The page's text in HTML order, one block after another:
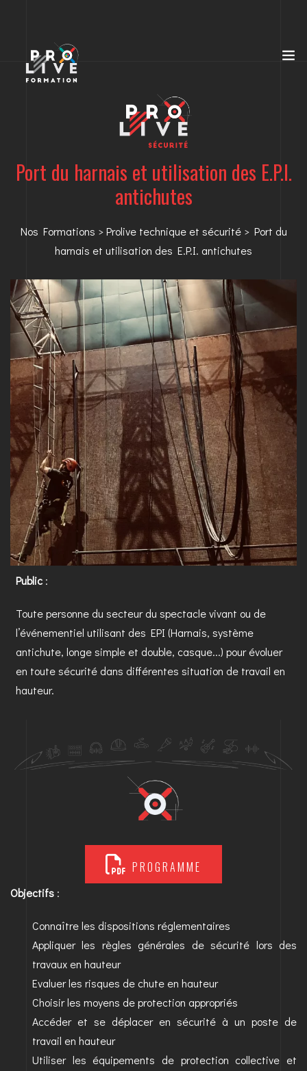
Port du harnais et utilisation des E.P.I.
antichutes
Nos Formations >Prolive technique et sécurité> Port du
harnais et utilisation des E.P.I. antichutes
Public:
Toute personne du secteur du spectacle vivant ou de
l’événementiel utilisant des EPI (Harnais, système
antichute, longe simple et double, casque...) pour évoluer
en toute sécurité dans différentes situation de travail en
hauteur.
PROGRAMME
Objectifs :
Connaître les dispositions réglementaires
Appliquer les règles générales de sécurité lors des
travaux en hauteur
Evaluer les risques de chute en hauteur
Choisir les moyens de protection appropriés
Accéder et se déplacer en sécurité à un poste de
travail en hauteur
Utiliser les équipements de protection collective et